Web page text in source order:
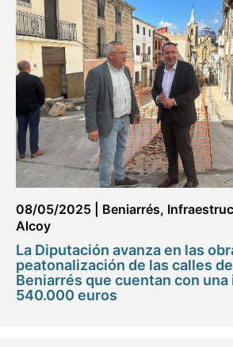
08/05/2025 Beniarrés,
Alcoy
La Diputación avanza en las
peatonalización de las calles
Beniarrés que cuentan con
540.000 euros